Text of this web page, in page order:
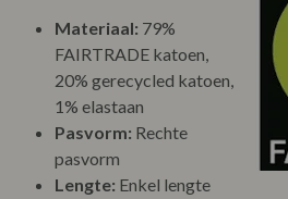
Materiaal: 79%
FAIRTRADE katoen,
20% gerecycled katoen,
1% elastaan
Pasvorm: Rechte
pasvorm
Lengte: Enkel lengte